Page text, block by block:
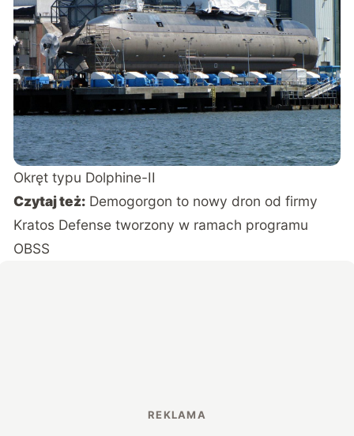
Okręt typu Dolphine-II
Czytaj też: Demogorgon to nowy dron od firmy
Kratos Defense tworzony w ramach programu
OBSS